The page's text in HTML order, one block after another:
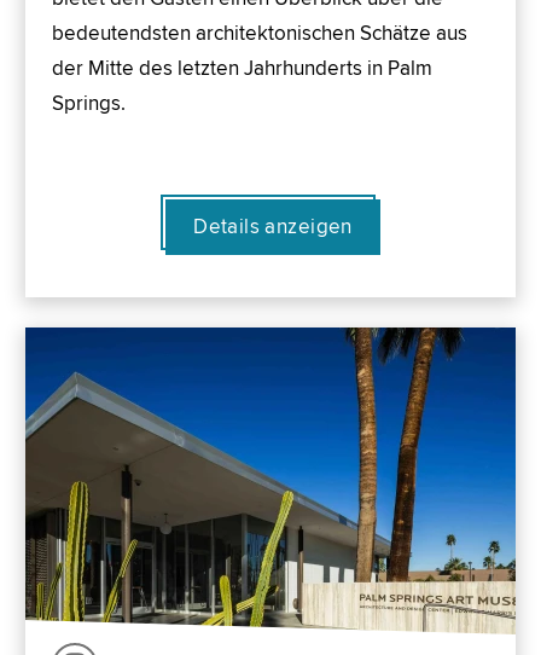
bedeutendsten architektonischen Schätze aus
der Mitte des letzten Jahrhunderts in Palm
Springs.
Details anzeigen